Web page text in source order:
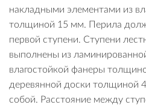
накладными элементами из
толщиной 15 мм. Перила
первой ступени. Ступени
выполнены из
влагостойкой фанеры
деревянной доски толщиной
собой. Расстояние между